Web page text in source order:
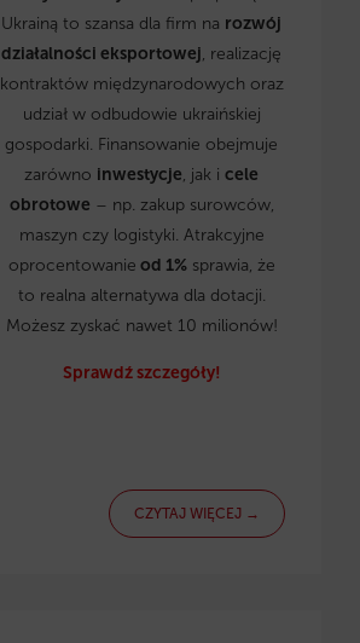
Ukrainą to szansa dla firm na rozwój
działalności eksportowej, realizację
kontraktów międzynarodowych oraz
udział w odbudowie ukraińskiej
gospodarki. Finansowanie obejmuje
zarówno inwestycje, jak icele
obrotowe – np. zakup surowców,
maszyn czy logistyki. Atrakcyjne
oprocentowanie od 1%sprawia, że
to realna alternatywa dla dotacji.
Możesz zyskać nawet 10 milionów!
Sprawdź szczegóły!
CZYTAJ WIĘCEJ →